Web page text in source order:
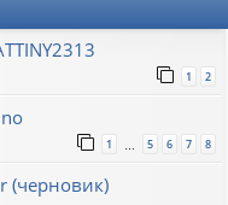
1 2
1 … 5 6 7 8
(черновик)